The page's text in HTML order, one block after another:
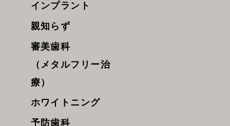
インプラント
親知らず
審美歯科
（メタルフリー治
療）
ホワイトニング
予防歯科